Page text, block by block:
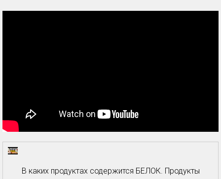
В каких продуктах содержится БЕЛОК. Продукты